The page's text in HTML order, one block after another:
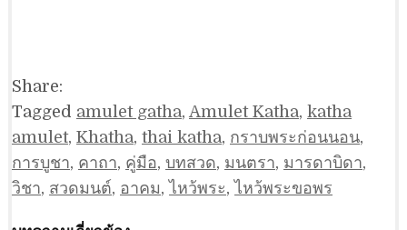
Share:
Tagged amulet gatha, Amulet Katha, katha
amulet, Khatha, thai katha, กราบพระก่อนนอน,
การบูชา, คาถา, คู่มือ, บทสวด, มนตรา, มารดาบิดา,
วิชา, สวดมนต์, อาคม,ไหว้พระ,ไหว้พระขอพร